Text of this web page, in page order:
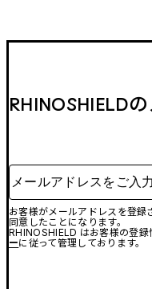
RHINOSHIELD
メールアドレスをご入力
お客様がメールアドレスを登録
同意したことになります。
RHINOSHIELD はお客様の登
ーに従って管理しております。